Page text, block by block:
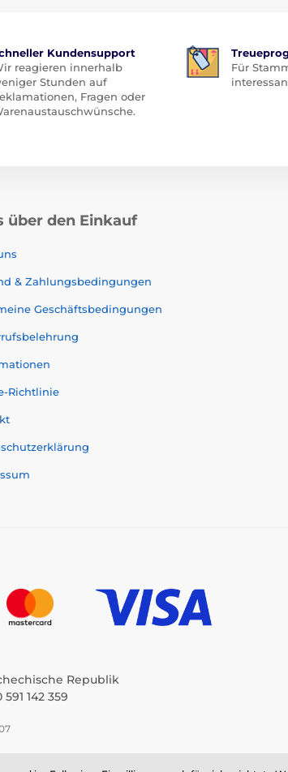
Kundensupport
reagieren innerhalb
Stunden auf
Fragen oder
Für
über den Einkauf
& Zahlungsbedingungen
Geschäftsbedingungen
Richtlinie
Republik
591 142 359